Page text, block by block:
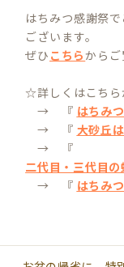
はちみつ感謝祭
ございます。
ぜひ こちらからご
☆詳しくはこちら
→ 『 はちみ
→ 『 大砂丘
→ 『
二代目・三代目
→ 『 はちみ